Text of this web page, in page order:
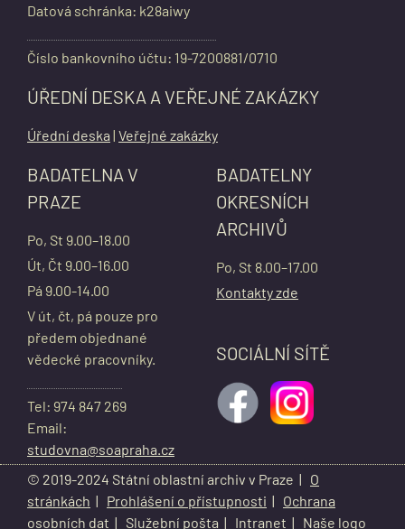
Datová schránka: k28aiwy
Číslo bankovního účtu: 19-7200881/0710
ÚŘEDNÍ DESKA A VEŘEJNÉ ZAKÁZKY
Úřední deska | Veřejné zakázky
BADATELNA V
PRAZE
Po, St 9.00–18.00
Út, Čt 9.00–16.00
Pá 9.00-14.00
V út, čt, pá pouze pro
předem objednané
vědecké pracovníky.
Tel: 974 847 269
Email:
studovna@soapraha.cz
BADATELNY
OKRESNÍCH
ARCHIVŮ
Po, St 8.00–17.00
Kontakty zde
SOCIÁLNÍ SÍTĚ
© 2019-2024 Státní oblastní archiv v Praze | O
stránkách | Prohlášení o přístupnosti | Ochrana
osobních dat | Služební pošta | Intranet | Naše logo